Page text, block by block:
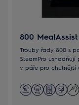
800
Trouby řady 800 s
SteamPro
v páře pro chutnější a zdravější pokrmy. S
výraznějších chutí.